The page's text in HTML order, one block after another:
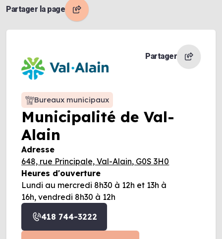
Partager la page
Municipalité de Val-
Alain
Partager
Bureaux municipaux
Adresse
648, rue Principale, Val-Alain, G0S 3H0
Heures d'ouverture
Lundi au mercredi 8h30 à 12h et 13h à
16h, vendredi 8h30 à 12h
418 744-3222